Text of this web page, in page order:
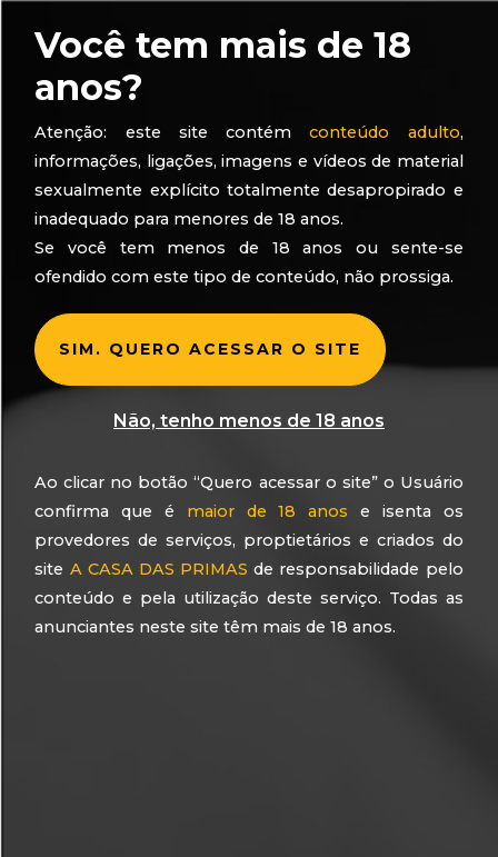
Você tem mais de 18
anos?
Atenção: este site contémconteúdo adulto,
informações, ligações, imagens e vídeos de material
sexualmente explícito totalmente desapropirado e
inadequado para menores de 18 anos.
Se você tem menos de 18 anos ou sente-se
ofendido com este tipo de conteúdo, não prossiga.
SIM. QUERO ACESSAR O SITE
Não, tenho menos de 18 anos
Ao clicar no botão “Quero acessar o site” o Usuário
confirma que é maior de 18 anos e isenta os
provedores de serviços, proptietários e criados do
site A CASA DAS PRIMAS de responsabilidade pelo
conteúdo e pela utilização deste serviço. Todas as
anunciantes neste site têm mais de 18 anos.
Quer ser uma
Prima?
INSCREVA-SE
Saiba mais
ENTRAR NO SITE